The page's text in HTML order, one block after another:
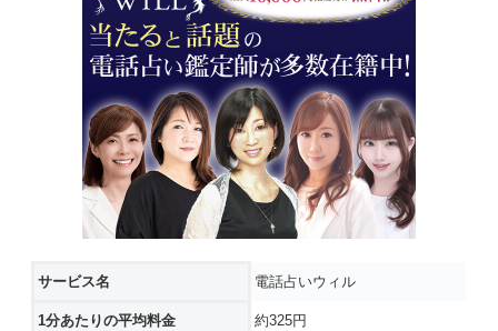
サービス名 電話占いウィル
1分あたりの平均料金 約325円